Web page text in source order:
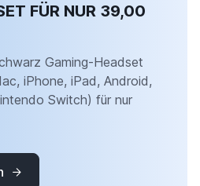
FÜR NUR 39,00
Gaming-Headset
iPhone, iPad, Android,
Switch) für nur